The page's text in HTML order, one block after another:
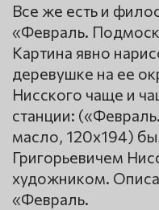
Все же есть и
«Февраль.
Картина явно
деревушке на ее
Нисского чаще и
станции:
масло, 120х194)
Григорьевичем
художником.
«Февраль.